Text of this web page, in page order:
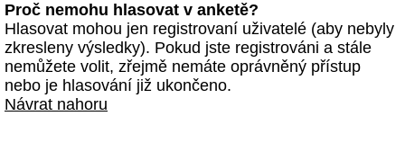
Proč nemohu hlasovat v anketě?
Hlasovat mohou jen registrovaní uživatelé (aby nebyly
zkresleny výsledky). Pokud jste registrováni a stále
nemůžete volit, zřejmě nemáte oprávněný přístup
nebo je hlasování již ukončeno.
Návrat nahoru